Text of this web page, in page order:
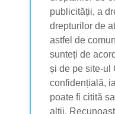
publicității, a
drepturilor de
astfel de
sunteți de
și de pe site-ul
confidențială,
poate fi citită
alții.